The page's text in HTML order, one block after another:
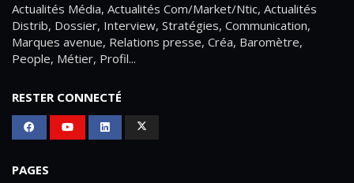
Actualités Média, Actualités Com/Market/Ntic, Actualités
Distrib, Dossier, Interview, Stratégies, Communication,
Marques avenue, Relations presse, Créa, Baromètre,
People, Métier, Profil...
RESTER CONNECTÉ
PAGES